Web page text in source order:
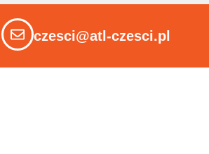
czesci@atl-czesci.pl